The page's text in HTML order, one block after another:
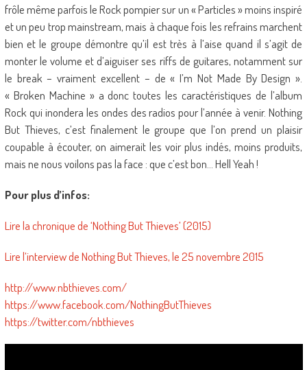
frôle même parfois le Rock pompier sur un « Particles » moins inspiré
et un peu trop mainstream, mais à chaque fois les refrains marchent
bien et le groupe démontre qu’il est très à l’aise quand il s’agit de
monter le volume et d’aiguiser ses riffs de guitares, notamment sur
le break – vraiment excellent – de « I’m Not Made By Design ».
« Broken Machine » a donc toutes les caractéristiques de l’album
Rock qui inondera les ondes des radios pour l’année à venir. Nothing
But Thieves, c’est finalement le groupe que l’on prend un plaisir
coupable à écouter, on aimerait les voir plus indés, moins produits,
mais ne nous voilons pas la face : que c’est bon… Hell Yeah !
Pour plus d’infos:
Lire la chronique de ‘Nothing But Thieves’ (2015)
Lire l’interview de Nothing But Thieves, le 25 novembre 2015
http://www.nbthieves.com/
https://www.facebook.com/NothingButThieves
https://twitter.com/nbthieves